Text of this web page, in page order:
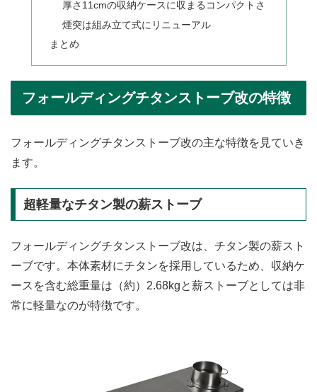
厚さ11cmの収納ケースに収まるコンパクトさ
煙突は組み立て式にリニューアル
まとめ
フォールディングチタンストーブ改の特徴
フォールディングチタンストーブ改の主な特徴を見ていき
ます。
超軽量なチタン製の薪ストーブ
フォールディングチタンストーブ改は、チタン製の薪スト
ーブです。本体素材にチタンを採用しているため、収納ケ
ースを含む総重量は（約）2.68kgと薪ストーブとしては非
常に軽量なのが特徴です。